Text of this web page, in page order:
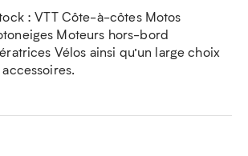
: VTT Côte-à-côtes Motos
Moteurs hors-bord
Vélos ainsi qu’un large choix